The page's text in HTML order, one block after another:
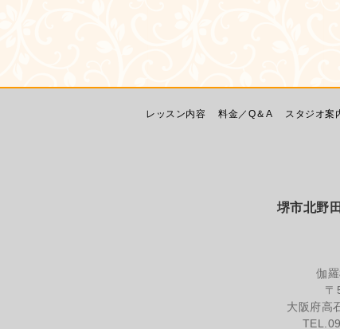
レッスン内容 料金／Q＆A スタジオ案
堺市北野
伽
〒
大阪府高